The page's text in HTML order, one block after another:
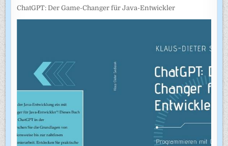
ChatGPT: Der Game-Changer für Java-Entwickler